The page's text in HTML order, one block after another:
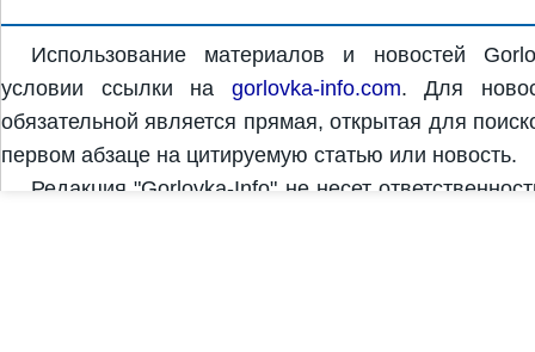
Использование материалов и новостей
условии ссылки на gorlovka-info.com. Для
обязательной является прямая, открытая для
первом абзаце на цитируемую статью или новость.
Редакция "Gorlovka-Info" не несет